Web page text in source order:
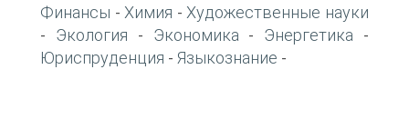
Финансы - Химия - Художественные науки
- Экология - Экономика - Энергетика -
Юриспруденция - Языкознание -